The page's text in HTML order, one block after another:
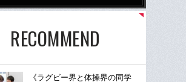
RECOMMEND
《ラグビー界と体操界の同学